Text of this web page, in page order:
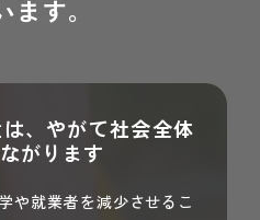
ます。
、やがて社会全体
がります
や就業者を減少させるこ